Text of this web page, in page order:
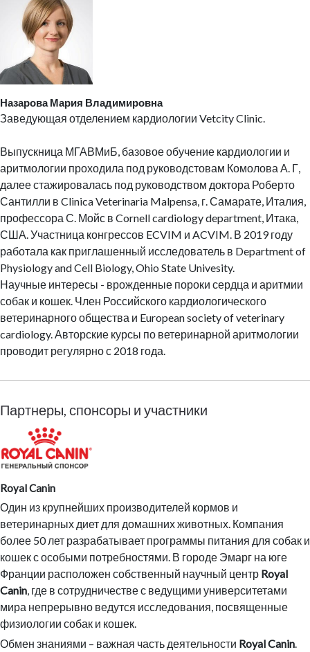
Назарова Мария Владимировна
Заведующая отделением кардиологии Vetcity Clinic.
Выпускница МГАВМиБ, базовое обучение кардиологии и
аритмологии проходила под руководстовам Комолова А. Г,
далее стажировалась под руководством доктора Роберто
Сантилли в Clinica Veterinaria Malpensa, г. Самарате, Италия,
профессора С. Мойс в Cornell cardiology department, Итака,
США. Участница конгрессов ECVIM и ACVIM. В 2019 году
работала как приглашенный исследователь в Department of
Physiology and Cell Biology, Ohio State Univesity.
Научные интересы - врожденные пороки сердца и аритмии
собак и кошек. Член Российского кардиологического
ветеринарного общества и European society of veterinary
cardiology. Авторские курсы по ветеринарной аритмологии
проводит регулярно с 2018 года.
Партнеры, спонсоры и участники
Royal Canin
Один из крупнейших производителей кормов и
ветеринарных диет для домашних животных. Компания
более 50 лет разрабатывает программы питания для собак и
кошек с особыми потребностями. В городе Эмарг на юге
Франции расположен собственный научный центр Royal
Canin, где в сотрудничестве с ведущими университетами
мира непрерывно ведутся исследования, посвященные
физиологии собак и кошек.
Обмен знаниями – важная часть деятельности Royal Canin.